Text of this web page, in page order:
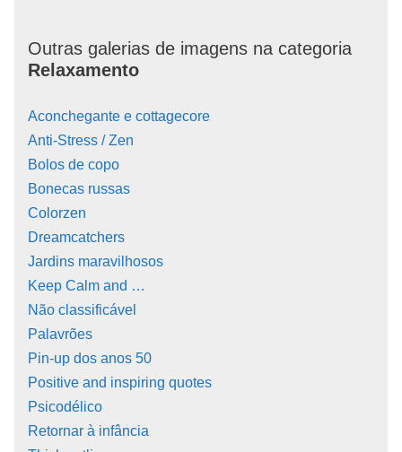
Outras galerias de imagens na categoria
Relaxamento
Aconchegante e cottagecore
Anti-Stress / Zen
Bolos de copo
Bonecas russas
Colorzen
Dreamcatchers
Jardins maravilhosos
Keep Calm and …
Não classificável
Palavrões
Pin-up dos anos 50
Positive and inspiring quotes
Psicodélico
Retornar à infância